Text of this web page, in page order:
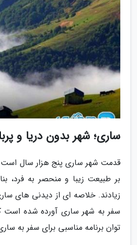
ساری؛ شهر بدون دریا و
قدمت شهر ساری پنج هزار سال است
بر طبیعت زیبا و منحصر به فرد،
زیادند. خلاصه ای از دیدنی های
سفر به شهر ساری آورده شده است
توان برنامه مناسبی برای سفر به